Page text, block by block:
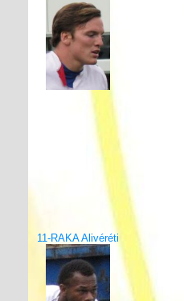
11-RAKA Alivéréti